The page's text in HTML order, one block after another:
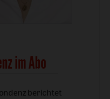
im Abo
berichtet